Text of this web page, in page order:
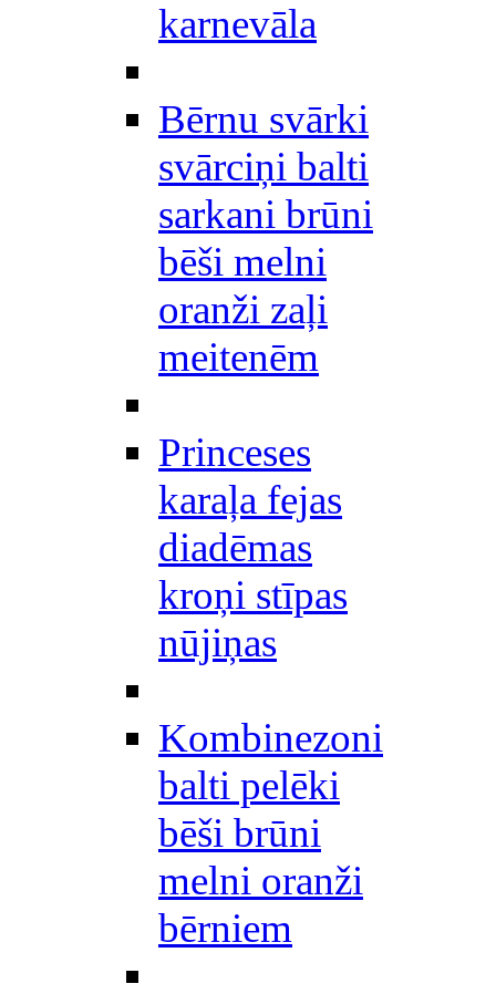
karnevāla
Bērnu svārki
svārciņi balti
sarkani brūni
bēši melni
oranži zaļi
meitenēm
Princeses
karaļa fejas
diadēmas
kroņi stīpas
nūjiņas
Kombinezoni
balti pelēki
bēši brūni
melni oranži
bērniem